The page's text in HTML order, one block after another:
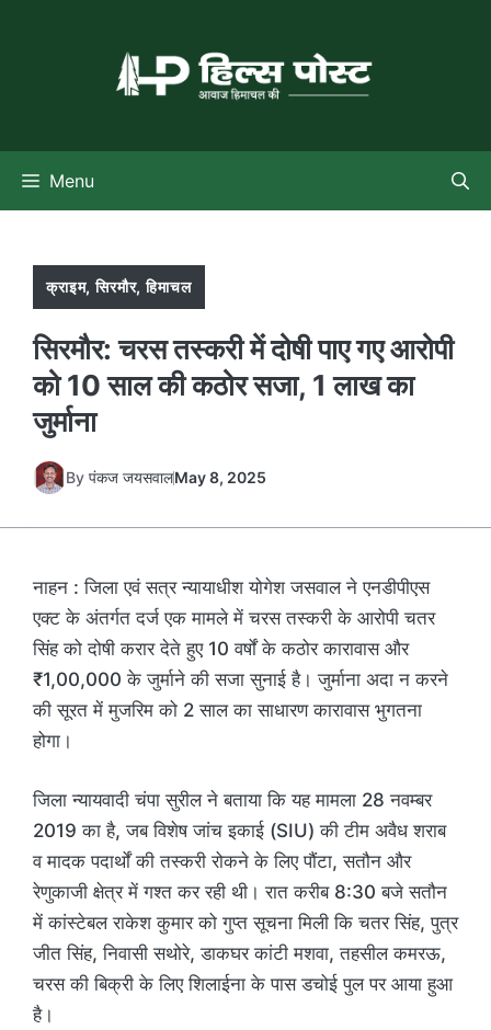
Menu
क्राइम,सिरमौर,हिमाचल
सिरमौर: चरस तस्करी में दोषी पाए गए आरोपी
को 10 साल की कठोर सजा, 1 लाख का
जुर्माना
By पंकज जयसवालMay 8, 2025
नाहन : जिला एवं सत्र न्यायाधीश योगेश जसवाल ने एनडीपीएस
एक्ट के अंतर्गत दर्ज एक मामले में चरस तस्करी के आरोपी चतर
सिंह को दोषी करार देते हुए 10 वर्षों के कठोर कारावास और
₹1,00,000 के जुर्माने की सजा सुनाई है। जुर्माना अदा न करने
की सूरत में मुजरिम को 2 साल का साधारण कारावास भुगतना
होगा।
जिला न्यायवादी चंपा सुरील ने बताया कि यह मामला 28 नवम्बर
2019 का है, जब विशेष जांच इकाई (SIU) की टीम अवैध शराब
व मादक पदार्थों की तस्करी रोकने के लिए पौंटा, सतौन और
रेणुकाजी क्षेत्र में गश्त कर रही थी। रात करीब 8:30 बजे सतौन
में कांस्टेबल राकेश कुमार को गुप्त सूचना मिली कि चतर सिंह, पुत्र
जीत सिंह, निवासी सथोरे, डाकघर कांटी मशवा, तहसील कमरऊ,
चरस की बिक्री के लिए शिलाईना के पास डचोई पुल पर आया हुआ
है।